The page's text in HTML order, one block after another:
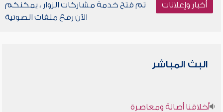
أخبار وإعلانات
تم فتح خدمة مشاركات الزوار ، يمكنكم
الآن رفع ملفات الصوتية
البث المباشر
أخلاقنا أصالة ومعاصرة